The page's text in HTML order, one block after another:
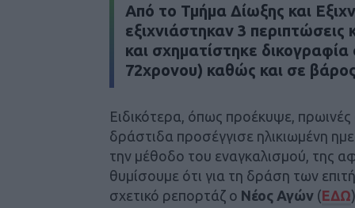
Από το Τμήμα Δίωξης και
εξιχνιάστηκαν 3
και σχηματίστηκε
72χρονου) καθώς και σε
Ειδικότερα, όπως προέκυψε,
δράστιδα προσέγγισε ηλικιωμένη
την μέθοδο του εναγκαλισμού, της
θυμίσουμε ότι για τη δράση των
σχετικό ρεπορτάζ ο Νέος Αγών (ΕΔΩ)